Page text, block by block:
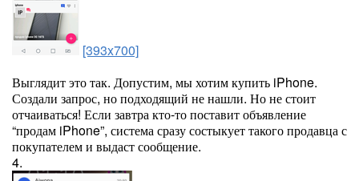
[393x700]
Выглядит это так. Допустим, мы хотим купить iPhone.
Создали запрос, но подходящий не нашли. Но не стоит
отчаиваться! Если завтра кто-то поставит объявление
“продам iPhone”, система сразу состыкует такого продавца с
покупателем и выдаст сообщение.
4.